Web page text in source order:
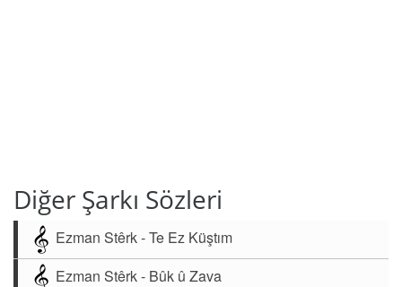
Diğer Şarkı Sözleri
Ezman Stêrk - Te Ez Küştım
Ezman Stêrk - Bûk û Zava